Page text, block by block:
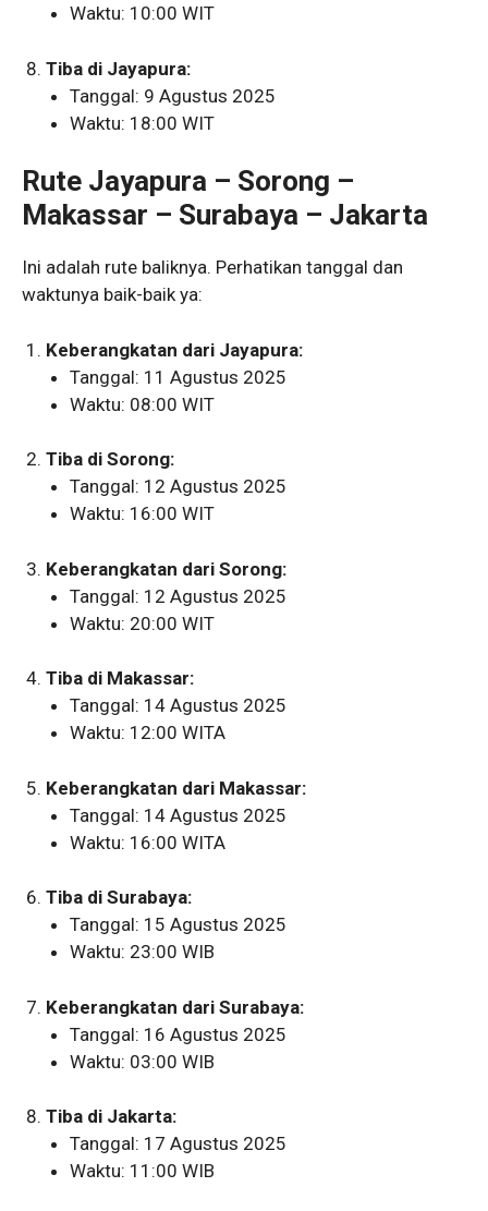
Waktu: 10:00 WIT
Tiba di Jayapura:
Tanggal: 9 Agustus 2025
Waktu: 18:00 WIT
Rute Jayapura – Sorong –
Makassar – Surabaya – Jakarta
Ini adalah rute baliknya. Perhatikan tanggal dan
waktunya baik-baik ya:
Keberangkatan dari Jayapura:
Tanggal: 11 Agustus 2025
Waktu: 08:00 WIT
Tiba di Sorong:
Tanggal: 12 Agustus 2025
Waktu: 16:00 WIT
Keberangkatan dari Sorong:
Tanggal: 12 Agustus 2025
Waktu: 20:00 WIT
Tiba di Makassar:
Tanggal: 14 Agustus 2025
Waktu: 12:00 WITA
Keberangkatan dari Makassar:
Tanggal: 14 Agustus 2025
Waktu: 16:00 WITA
Tiba di Surabaya:
Tanggal: 15 Agustus 2025
Waktu: 23:00 WIB
Keberangkatan dari Surabaya:
Tanggal: 16 Agustus 2025
Waktu: 03:00 WIB
Tiba di Jakarta:
Tanggal: 17 Agustus 2025
Waktu: 11:00 WIB